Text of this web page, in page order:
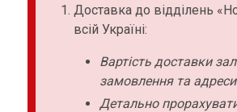
Доставка до відділень
всій Україні:
Вартість доставки
замовлення та адреси
Детально